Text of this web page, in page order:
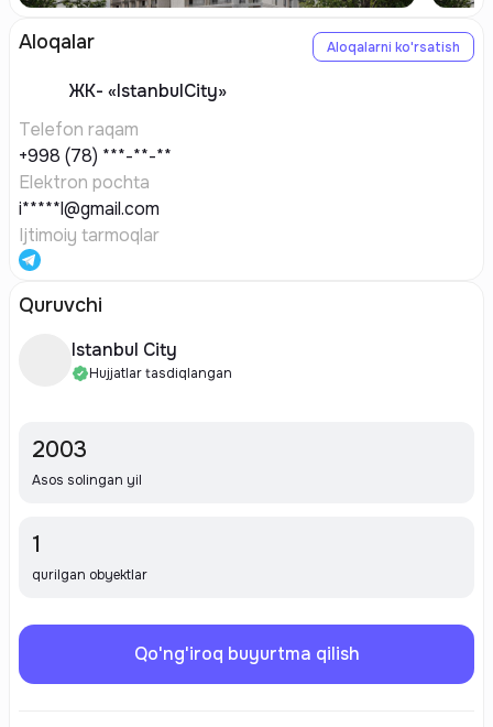
Aloqalar Aloqalarni ko'rsatish
ЖК- «IstanbulCity»
Telefon raqam
+998 (78) ***-**-**
Elektron pochta
i*****l@gmail.com
Ijtimoiy tarmoqlar
Quruvchi
Istanbul City
Hujjatlar tasdiqlangan
2003
Asos solingan yil
1
qurilgan obyektlar
Qo'ng'iroq buyurtma qilish